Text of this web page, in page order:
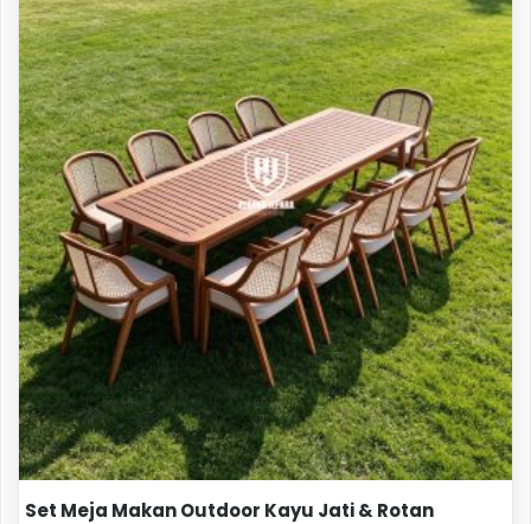
Set Meja Makan Outdoor Kayu Jati & Rotan